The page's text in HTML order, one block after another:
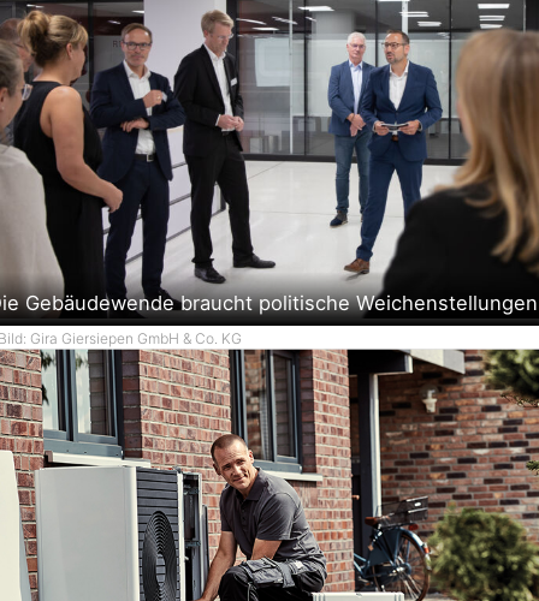
Gebäudewende braucht politische Weichenstellungen
Gira Giersiepen GmbH & Co. KG